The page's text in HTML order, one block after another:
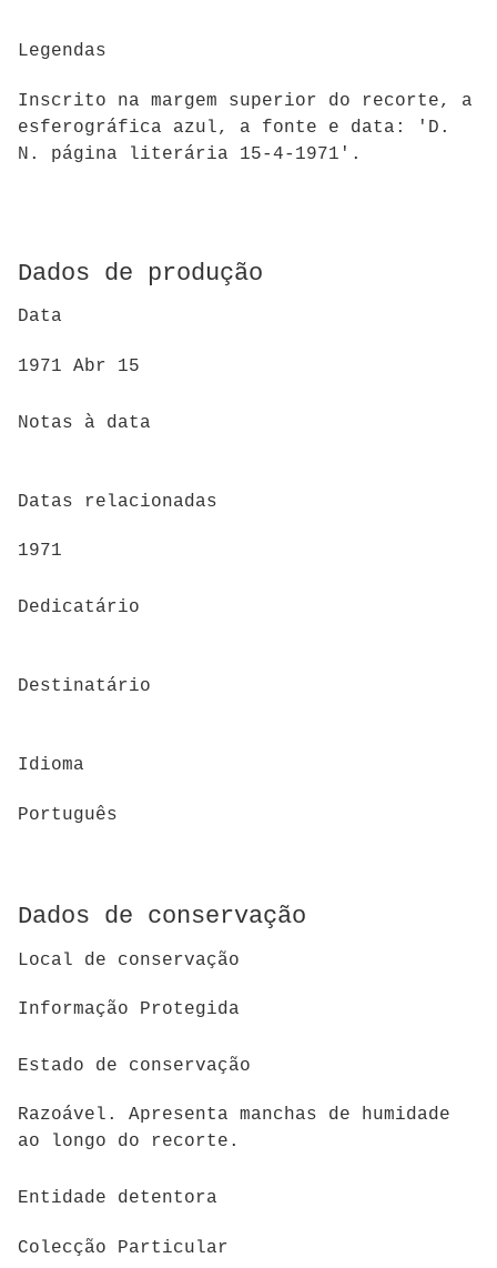
Legendas
Inscrito na margem superior do recorte, a
esferográfica azul, a fonte e data: 'D.
N. página literária 15-4-1971'.
Dados de produção
Data
1971 Abr 15
Notas à data
Datas relacionadas
1971
Dedicatário
Destinatário
Idioma
Português
Dados de conservação
Local de conservação
Informação Protegida
Estado de conservação
Razoável. Apresenta manchas de humidade
ao longo do recorte.
Entidade detentora
Colecção Particular